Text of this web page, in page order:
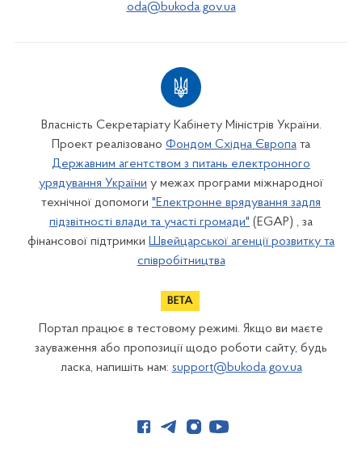
oda@bukoda.gov.ua
Власність Секретаріату Кабінету Міністрів України.
Проект реалізовано Фондом Східна Європа та
Державним агентством з питань електронного
урядування України у межах програми міжнародної
технічної допомоги "Електронне врядування задля
підзвітності влади та участі громади" (EGAP) , за
фінансової підтримки Швейцарської агенції розвитку та
співробітництва
Портал працює в тестовому режимі. Якщо ви маєте
зауваження або пропозиції щодо роботи сайту, будь
ласка, напишіть нам: support@bukoda.gov.ua